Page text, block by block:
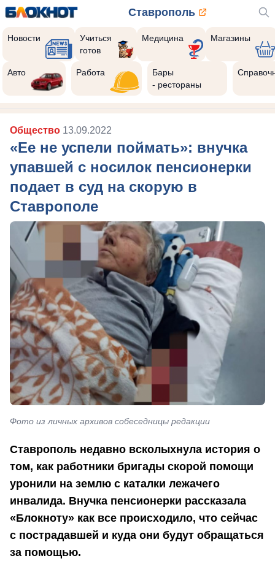
Ставрополь
Новости
Учиться
готов
Медицина Магазины
Авто Работа
Бары
- рестораны
Общество 13.09.2022
«Ее не успели поймать»: внучка
упавшей с носилок пенсионерки
подает в суд на скорую в
Ставрополе
Фото из личных архивов собеседницы редакции
Ставрополь недавно всколыхнула история о
том, как работники бригады скорой помощи
уронили на землю с каталки лежачего
инвалида. Внучка пенсионерки рассказала
«Блокноту» как все происходило, что сейчас
с пострадавшей и куда они будут обращаться
за помощью.